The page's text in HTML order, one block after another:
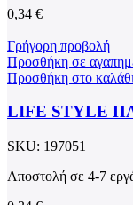
0,34 €
Γρήγορη προβολή
Προσθήκη σε
Προσθήκη στο καλάθι
LIFE STYLE
SKU: 197051
Αποστολή σε 4-7